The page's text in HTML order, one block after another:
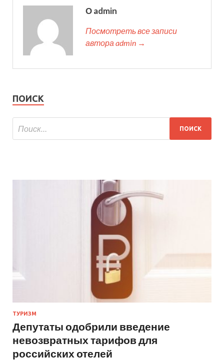
О admin
Посмотреть все записи
автора admin →
ПОИСК
ТУРИЗМ
Депутаты одобрили введение
невозвратных тарифов для
российских отелей